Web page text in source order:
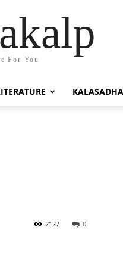
For You
0
2127